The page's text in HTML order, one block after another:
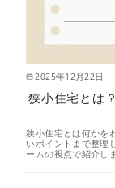
2025年12月22日
狭小住宅とは
狭小住宅とは何かを
いポイントまで整理
ームの視点で紹介し